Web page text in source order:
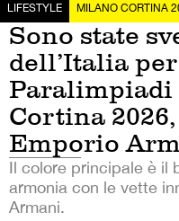
LIFESTYLE MILANO CORTINA
Sono state
dell’Italia
Cortina
Emporio
Il colore principale è il
armonia con le vette
Armani.